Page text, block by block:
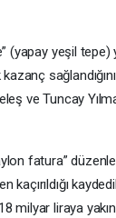
(yapay yeşil
ve Tuncay
fatura”
kaçırıldığı
milyar liraya